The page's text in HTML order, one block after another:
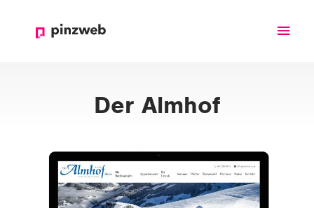
Der Almhof